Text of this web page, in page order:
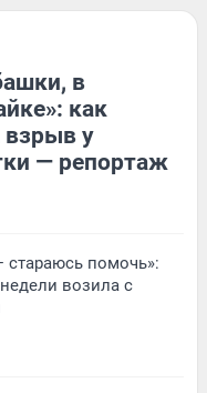
в
как
у
— репортаж
помочь»:
возила с